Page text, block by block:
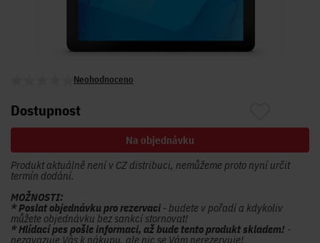
Neohodnoceno
Dostupnost
Na objednávku
Produkt aktuálně není v CZ distribuci, nemůžeme proto nyní určit
termín dodání.
MOŽNOSTI:
* Poslat objednávku pro rezervaci - budete v pořadí a kdykoliv
můžete objednávku bez sankcí stornovat!
* Hlídací pes pošle informaci, až bude tento produkt skladem! -
nezavazuje Vás k nákupu, ale nic se Vám nerezervuje!